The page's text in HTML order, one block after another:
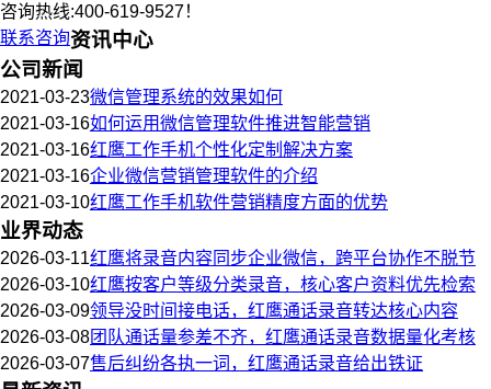
咨询热线:400-619-9527！
联系咨询资讯中心
公司新闻
2021-03-23微信管理系统的效果如何
2021-03-16如何运用微信管理软件推进智能营销
2021-03-16红鹰工作手机个性化定制解决方案
2021-03-16企业微信营销管理软件的介绍
2021-03-10红鹰工作手机软件营销精度方面的优势
业界动态
2026-03-11红鹰将录音内容同步企业微信，跨平台协作不脱节
2026-03-10红鹰按客户等级分类录音，核心客户资料优先检索
2026-03-09领导没时间接电话，红鹰通话录音转达核心内容
2026-03-08团队通话量参差不齐，红鹰通话录音数据量化考核
2026-03-07售后纠纷各执一词，红鹰通话录音给出铁证